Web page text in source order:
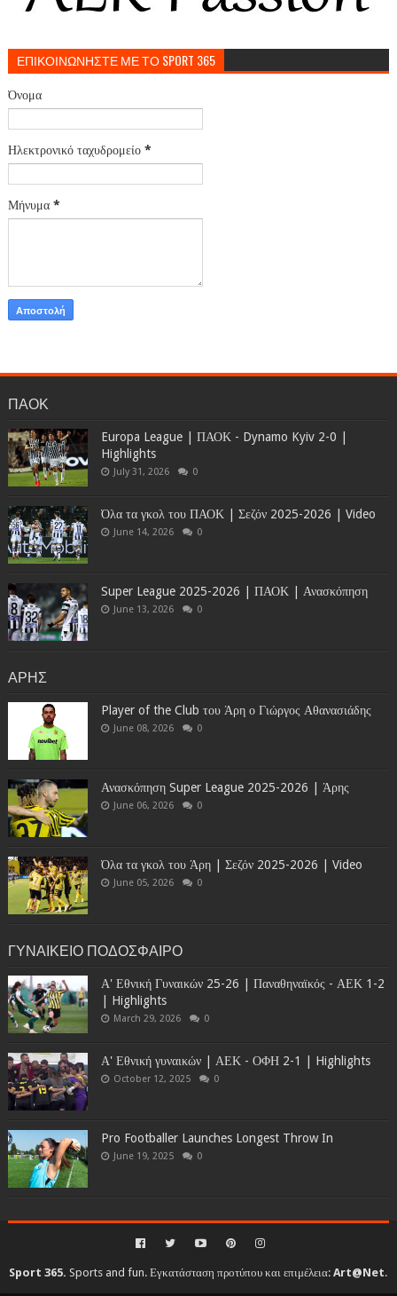
ΕΠΙΚΟΙΝΩΝΗΣΤΕ ΜΕ ΤΟ SPORT 365
Όνομα
Ηλεκτρονικό ταχυδρομείο *
Μήνυμα *
ΠΑΟΚ
Europa League | ΠΑΟΚ - Dynamo Kyiv 2-0 |
Highlights
July 31, 2026 0
Όλα τα γκολ του ΠΑΟΚ | Σεζόν 2025-2026 | Video
June 14, 2026 0
Super League 2025-2026 | ΠΑΟΚ | Ανασκόπηση
June 13, 2026 0
ΑΡΗΣ
Player of the Club του Άρη ο Γιώργος Αθανασιάδης
June 08, 2026 0
Ανασκόπηση Super League 2025-2026 | Άρης
June 06, 2026 0
Όλα τα γκολ του Άρη | Σεζόν 2025-2026 | Video
June 05, 2026 0
ΓΥΝΑΙΚΕΙΟ ΠΟΔΟΣΦΑΙΡΟ
Α' Εθνική Γυναικών 25-26 | Παναθηναϊκός - ΑΕΚ 1-2
| Highlights
March 29, 2026 0
Α' Εθνική γυναικών | ΑΕΚ - ΟΦΗ 2-1 | Highlights
October 12, 2025 0
Pro Footballer Launches Longest Throw In
June 19, 2025 0
Sport 365. Sports and fun. Εγκατάσταση προτύπου και επιμέλεια:Art@Net.